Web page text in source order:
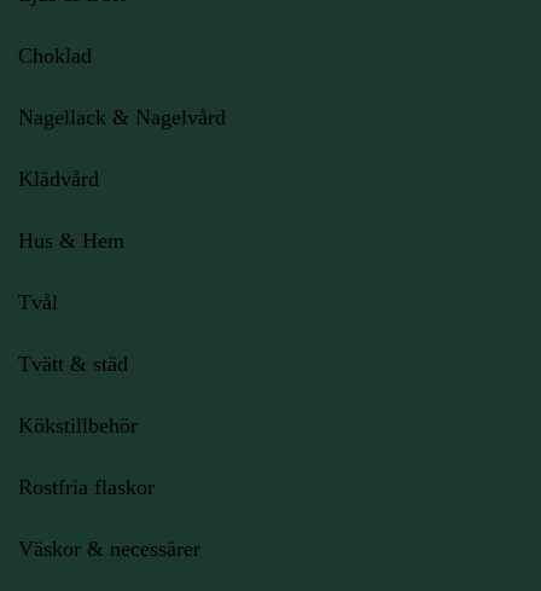
Choklad
Nagellack & Nagelvård
Klädvård
Hus & Hem
Tvål
Tvätt & städ
Kökstillbehör
Rostfria flaskor
Väskor & necessärer